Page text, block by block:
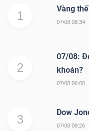
1
Vàng
07/08 08:34
2
07/08:
khoán?
07/08 06:00
3
Dow
07/08 08:26